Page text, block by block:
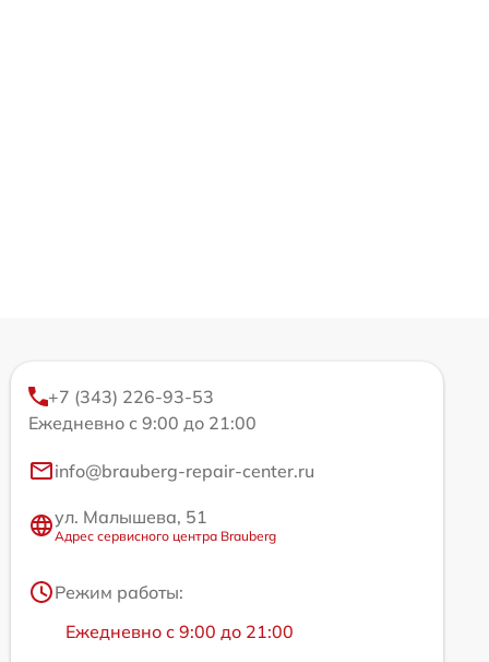
+7 (343) 226-93-53
Ежедневно с 9:00 до 21:00
info@brauberg-repair-center.ru
ул. Малышева, 51
Адрес сервисного центра Brauberg
Режим работы:
Ежедневно с 9:00 до 21:00